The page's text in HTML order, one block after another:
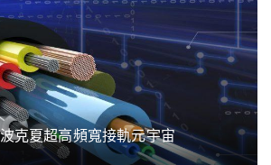
克夏超高頻寬接軌元宇宙